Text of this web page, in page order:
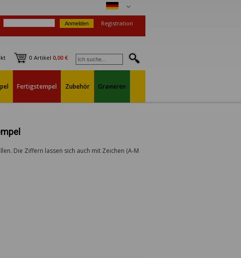
Registration
0 Artikel 0,00 €
Fertigstempel Zubehör Gravieren
Die Ziffern lassen sich auch mit Zeichen (A-M